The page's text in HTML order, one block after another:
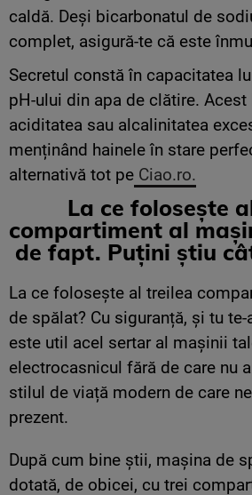
caldă. Deși bicarbonatul de
complet, asigură-te că este
Secretul constă în capacitatea
pH-ului din apa de clătire. Acest
aciditatea sau alcalinitatea
menținând hainele în stare
alternativă tot pe Ciao.ro.
La ce folosește
compartiment al
de fapt. Puțini știu
La ce folosește al treilea
de spălat? Cu siguranță, și tu
este util acel sertar al mașinii
electrocasnicul fără de care nu
stilul de viață modern de care
prezent.
După cum bine știi, mașina de
dotată, de obicei, cu trei